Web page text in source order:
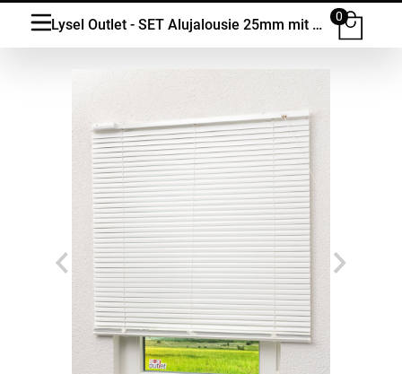
Lysel Outlet - SET Alujalousie 25mm mit Motor und Fernbedienung Weiß #1W
0